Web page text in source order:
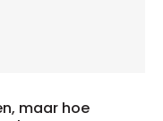
maar hoe